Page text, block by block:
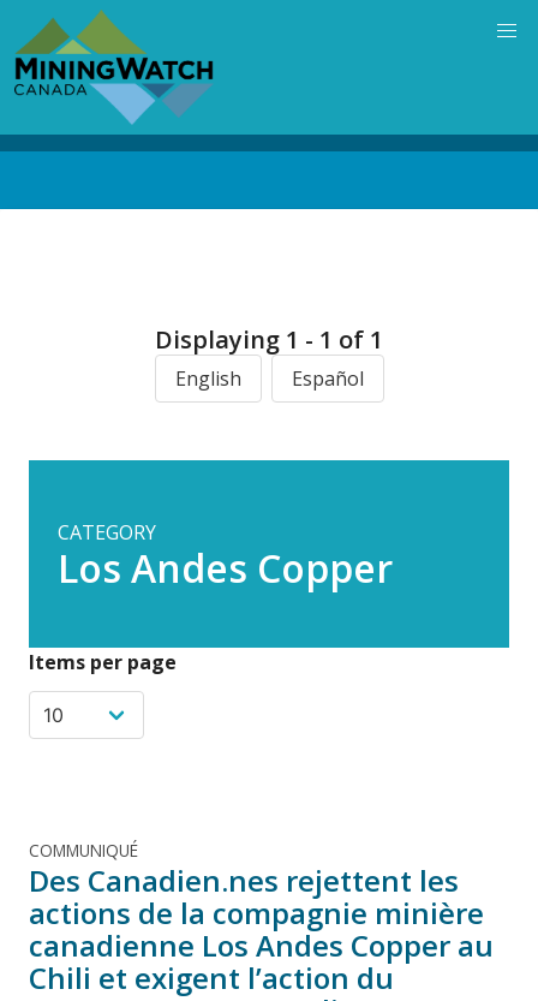
main
content
Displaying 1 - 1 of 1
English Español
CATEGORY
Los Andes Copper
Items per page
COMMUNIQUÉ
Des Canadien.nes rejettent les
actions de la compagnie minière
canadienne Los Andes Copper au
Chili et exigent l’action du